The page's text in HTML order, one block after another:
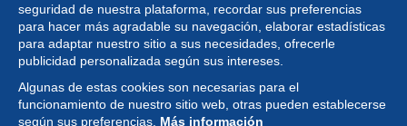
seguridad de nuestra plataforma, recordar sus preferencias
para hacer más agradable su navegación, elaborar estadísticas
para adaptar nuestro sitio a sus necesidades, ofrecerle
publicidad personalizada según sus intereses.
Algunas de estas cookies son necesarias para el
funcionamiento de nuestro sitio web, otras pueden establecerse
según sus preferencias. Más información
Colección
Noticias